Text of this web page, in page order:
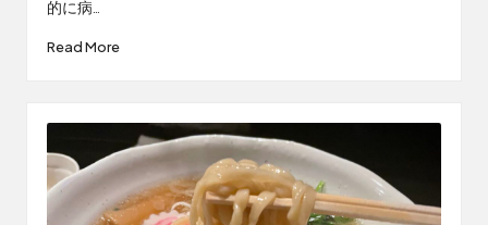
的に病…
Read More